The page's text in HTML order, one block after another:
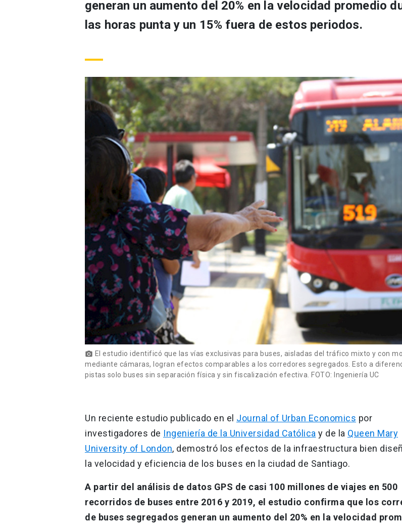
generan un aumento del 20% en la velocidad promedio
las horas punta y un 15% fuera de estos periodos.
photo_camera El estudio identificó que las vías exclusivas para buses, aisladas del tráfico mixto y con
mediante cámaras, logran efectos comparables a los corredores segregados. Esto a
pistas solo buses sin separación física y sin fiscalización efectiva. FOTO: Ingeniería UC
Un reciente estudio publicado en el Journal of Urban Economics por
investigadores de Ingeniería de la Universidad Católica y de la Queen Mary
University of London, demostró los efectos de la infraestructura bien
la velocidad y eficiencia de los buses en la ciudad de Santiago.
A partir del análisis de datos GPS de casi 100 millones de viajes en 500
recorridos de buses entre 2016 y 2019, el estudio confirma que los
de buses segregados generan un aumento del 20% en la velocidad